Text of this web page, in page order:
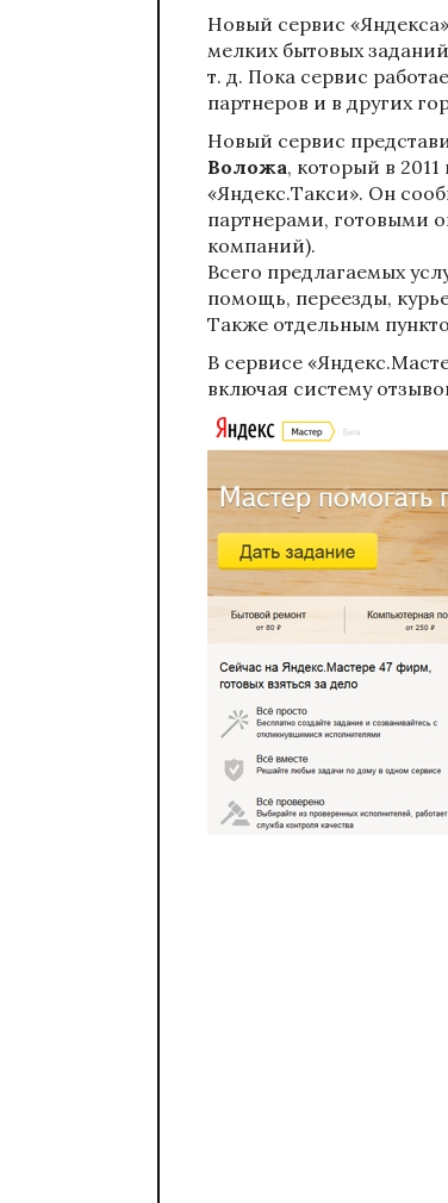
Новый сервис
мелких бытовых
т. д. Пока сервис
партнеров и в других
Новый сервис
Воложа, который в
«Яндекс.Такси». Он
партнерами, готовыми
компаний).
Всего предлагаемых
помощь, переезды,
Также отдельным
В сервисе
включая систему